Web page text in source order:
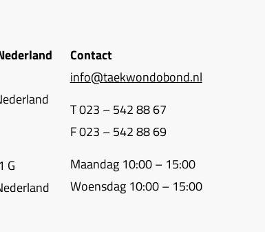
G
Contact
info@taekwondobond.nl
T 023 – 542 88 67
F 023 – 542 88 69
Maandag 10:00 – 15:00
Woensdag 10:00 – 15:00